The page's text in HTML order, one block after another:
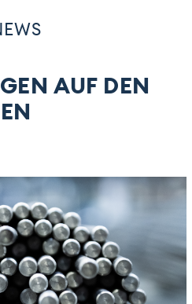
AUF DEN